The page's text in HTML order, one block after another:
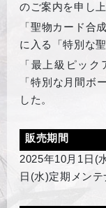
のご案内を申し上
「聖物カード合
に入る「特別な
「最上級ピッ
「特別な月間ボ
した。
販売期間
2025年10月1日(
日(水)定期メン